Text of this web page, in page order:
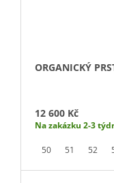
ORGANICKÝ
12 600 Kč
Na zakázku 2-3
50 51 52